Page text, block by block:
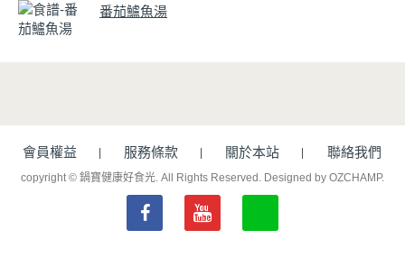
番茄鱸魚湯
會員權益 服務條款 關於本站 聯絡我們
copyright © 鍋寶健康好食光. All Rights Reserved. Designed by OZCHAMP.